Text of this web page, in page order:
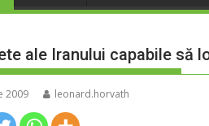
ale Iranului capabile să
2009 leonard.horvath